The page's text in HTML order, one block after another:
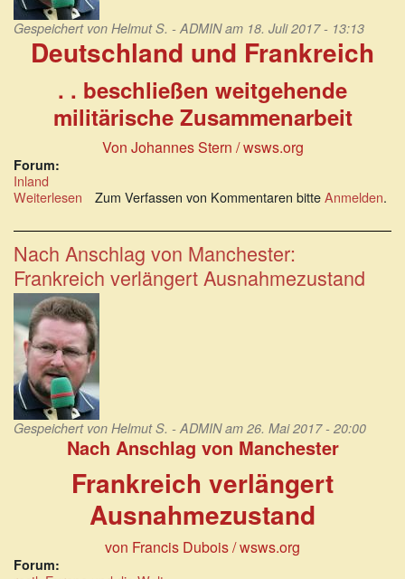
Gespeichert von Helmut S. - ADMINam 18. Juli 2017 - 13:13
Deutschland und Frankreich
. . beschließen weitgehende
militärische Zusammenarbeit
Von Johannes Stern / wsws.org
Forum:
Inland
Weiterlesen über
Deutschland
u.
Frankreich
beschließen
weitgehende
militärische
Zusammenarbeit
Zum Verfassen von Kommentaren bitteAnmelden.
Nach Anschlag von Manchester:
Frankreich verlängert Ausnahmezustand
Gespeichert von Helmut S. - ADMINam 26. Mai 2017 - 20:00
Nach Anschlag von Manchester
Frankreich verlängert
Ausnahmezustand
von Francis Dubois / wsws.org
Forum: